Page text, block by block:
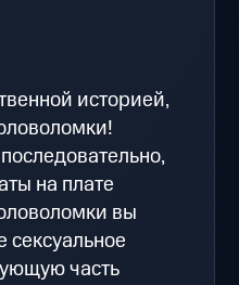
историей,
на плате
вы
сексуальное
часть